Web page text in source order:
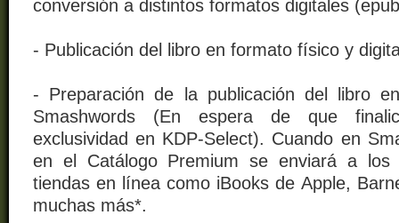
conversión a distintos formatos digitales
- Publicación del libro en formato físico y
- Preparación de la publicación del libro
Smashwords (En espera de que
exclusividad en KDP-Select). Cuando en
en el Catálogo Premium se enviará a los
tiendas en línea como iBooks de Apple,
muchas más*.